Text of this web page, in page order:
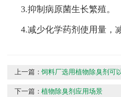
3.抑制病原菌生长繁殖。
4.减少化学药剂使用量，
上一篇：饲料厂选用植物除臭剂可
下一篇：植物除臭剂应用场景